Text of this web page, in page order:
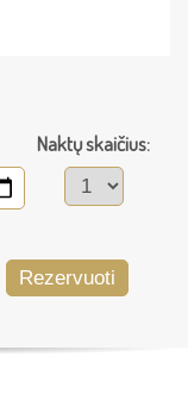
Naktų skaičius:
Rezervuoti